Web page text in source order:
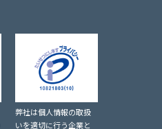
弊社は個人情報の取扱
いを適切に行う企業と